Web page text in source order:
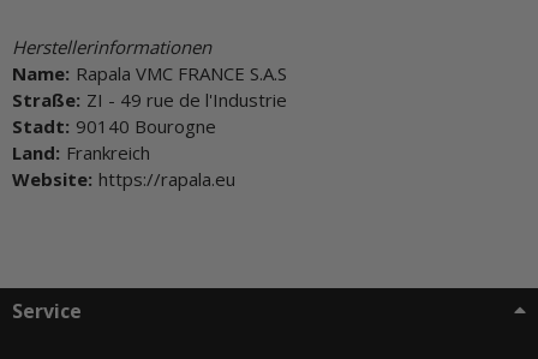
Herstellerinformationen
Name: Rapala VMC FRANCE S.A.S
Straße: ZI - 49 rue de l'Industrie
Stadt: 90140 Bourogne
Land: Frankreich
Website: https://rapala.eu
Service